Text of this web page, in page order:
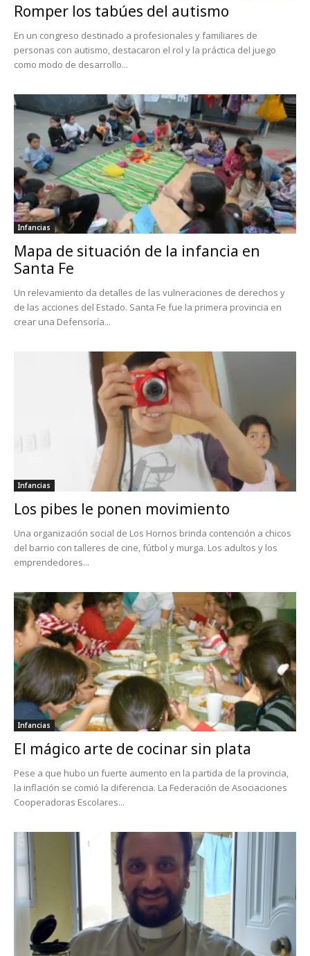
Romper los tabúes del autismo
En un congreso destinado a profesionales y familiares de
personas con autismo, destacaron el rol y la práctica del juego
como modo de desarrollo...
Infancias
Mapa de situación de la infancia en
Santa Fe
Un relevamiento da detalles de las vulneraciones de derechos y
de las acciones del Estado. Santa Fe fue la primera provincia en
crear una Defensoría...
Infancias
Los pibes le ponen movimiento
Una organización social de Los Hornos brinda contención a chicos
del barrio con talleres de cine, fútbol y murga. Los adultos y los
emprendedores...
Infancias
El mágico arte de cocinar sin plata
Pese a que hubo un fuerte aumento en la partida de la provincia,
la inflación se comió la diferencia. La Federación de Asociaciones
Cooperadoras Escolares...